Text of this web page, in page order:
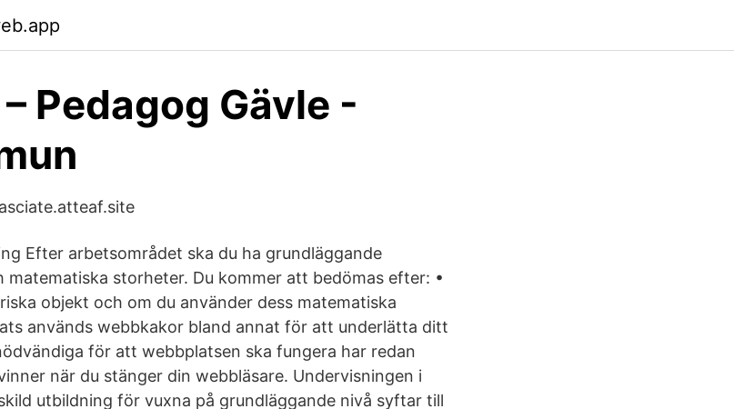
Pedagog Gävle -
Efter arbetsområdet ska du ha grundläggande
matematiska storheter. Du kommer att bedömas efter: •
objekt och om du använder dess matematiska
används webbkakor bland annat för att underlätta ditt
för att webbplatsen ska fungera har redan
när du stänger din webbläsare. Undervisningen i
utbildning för vuxna på grundläggande nivå syftar till